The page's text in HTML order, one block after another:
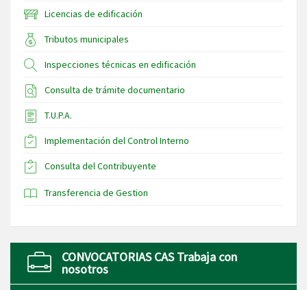
Licencias de edificación
Tributos municipales
Inspecciones técnicas en edificación
Consulta de trámite documentario
T.U.P.A.
Implementación del Control Interno
Consulta del Contribuyente
Transferencia de Gestion
CONVOCATORIAS CAS Trabaja con
nosotros